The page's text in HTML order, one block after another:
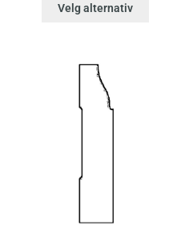
Velg alternativ